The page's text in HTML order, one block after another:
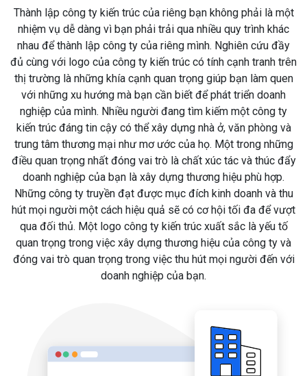
Thành lập công ty kiến trúc của riêng bạn không phải là một
nhiệm vụ dễ dàng vì bạn phải trải qua nhiều quy trình khác
nhau để thành lập công ty của riêng mình. Nghiên cứu đầy
đủ cùng với logo của công ty kiến trúc có tính cạnh tranh trên
thị trường là những khía cạnh quan trọng giúp bạn làm quen
với những xu hướng mà bạn cần biết để phát triển doanh
nghiệp của mình. Nhiều người đang tìm kiếm một công ty
kiến trúc đáng tin cậy có thể xây dựng nhà ở, văn phòng và
trung tâm thương mại như mơ ước của họ. Một trong những
điều quan trọng nhất đóng vai trò là chất xúc tác và thúc đẩy
doanh nghiệp của bạn là xây dựng thương hiệu phù hợp.
Những công ty truyền đạt được mục đích kinh doanh và thu
hút mọi người một cách hiệu quả sẽ có cơ hội tối đa để vượt
qua đối thủ. Một logo công ty kiến trúc xuất sắc là yếu tố
quan trọng trong việc xây dựng thương hiệu của công ty và
đóng vai trò quan trọng trong việc thu hút mọi người đến với
doanh nghiệp của bạn.